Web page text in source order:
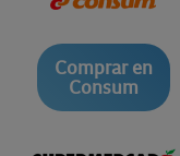
Comprar en
Consum